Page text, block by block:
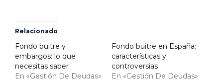
Relacionado
Fondo buitre y
embargos: lo que
necesitas saber
En «Gestión De Deudas»
Fondo buitre en España:
características y
controversias
En «Gestión De Deudas»